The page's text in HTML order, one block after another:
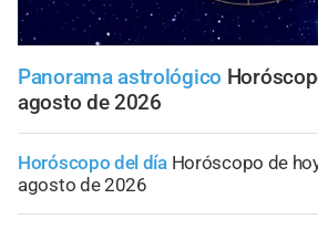
Panorama astrológico
agosto de 2026
Horóscopo del día Horóscopo de
agosto de 2026